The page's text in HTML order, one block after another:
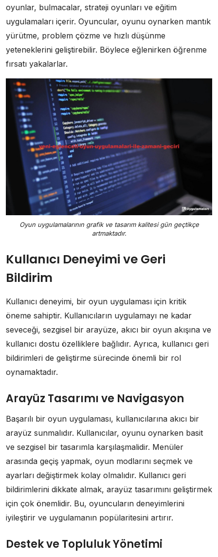
oyunlar, bulmacalar, strateji oyunları ve eğitim
uygulamaları içerir. Oyuncular, oyunu oynarken mantık
yürütme, problem çözme ve hızlı düşünme
yeteneklerini geliştirebilir. Böylece eğlenirken öğrenme
fırsatı yakalarlar.
Oyun uygulamalarının grafik ve tasarım kalitesi gün geçtikçe
artmaktadır.
Kullanıcı Deneyimi ve Geri
Bildirim
Kullanıcı deneyimi, bir oyun uygulaması için kritik
öneme sahiptir. Kullanıcıların uygulamayı ne kadar
seveceği, sezgisel bir arayüze, akıcı bir oyun akışına ve
kullanıcı dostu özelliklere bağlıdır. Ayrıca, kullanıcı geri
bildirimleri de geliştirme sürecinde önemli bir rol
oynamaktadır.
Arayüz Tasarımı ve Navigasyon
Başarılı bir oyun uygulaması, kullanıcılarına akıcı bir
arayüz sunmalıdır. Kullanıcılar, oyunu oynarken basit
ve sezgisel bir tasarımla karşılaşmalidir. Menüler
arasında geçiş yapmak, oyun modlarını seçmek ve
ayarları değiştirmek kolay olmalıdır. Kullanıcı geri
bildirimlerini dikkate almak, arayüz tasarımını geliştirmek
için çok önemlidir. Bu, oyuncuların deneyimlerini
iyileştirir ve uygulamanın popülaritesini artırır.
Destek ve Topluluk Yönetimi